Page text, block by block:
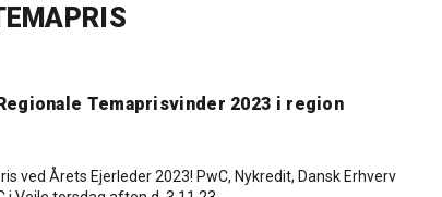
Temaprisvinder 2023 i region
ved Årets Ejerleder 2023! PwC, Nykredit, Dansk Erhverv